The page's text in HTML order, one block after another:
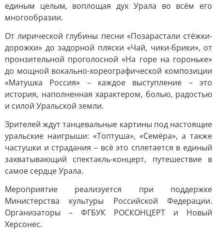
единым целым, воплощая дух Урала во всём его
многообразии.
От лирической глубины песни «Позарастали стёжки-
дорожки» до задорной пляски «Чай, чики-брики», от
пронзительной проголосной «На горе на гороньке»
до мощной вокально-хореографической композиции
«Матушка Россия» – каждое выступление – это
история, наполненная характером, болью, радостью
и силой Уральской земли.
Зрителей ждут танцевальные картины под настоящие
уральские наигрыши: «Топтуша», «Семёра», а также
частушки и страдания – всё это сплетается в единый
захватывающий спектакль-концерт, путешествие в
самое сердце Урала.
Мероприятие реализуется при поддержке
Министерства культуры Российской Федерации.
Организаторы – ФГБУК РОСКОНЦЕРТ и Новый
Херсонес.